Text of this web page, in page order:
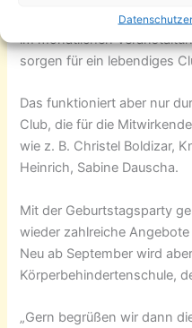
Sportveranstaltungen und
im monatlichen
sorgen für ein lebendiges
Das funktioniert aber nur
Club, die für die
wie z. B. Christel Boldizar,
Heinrich, Sabine Dauscha.
Mit der Geburtstagsparty
wieder zahlreiche
Neu ab September wird
Körperbehindertenschule,
„Gern begrüßen wir dann